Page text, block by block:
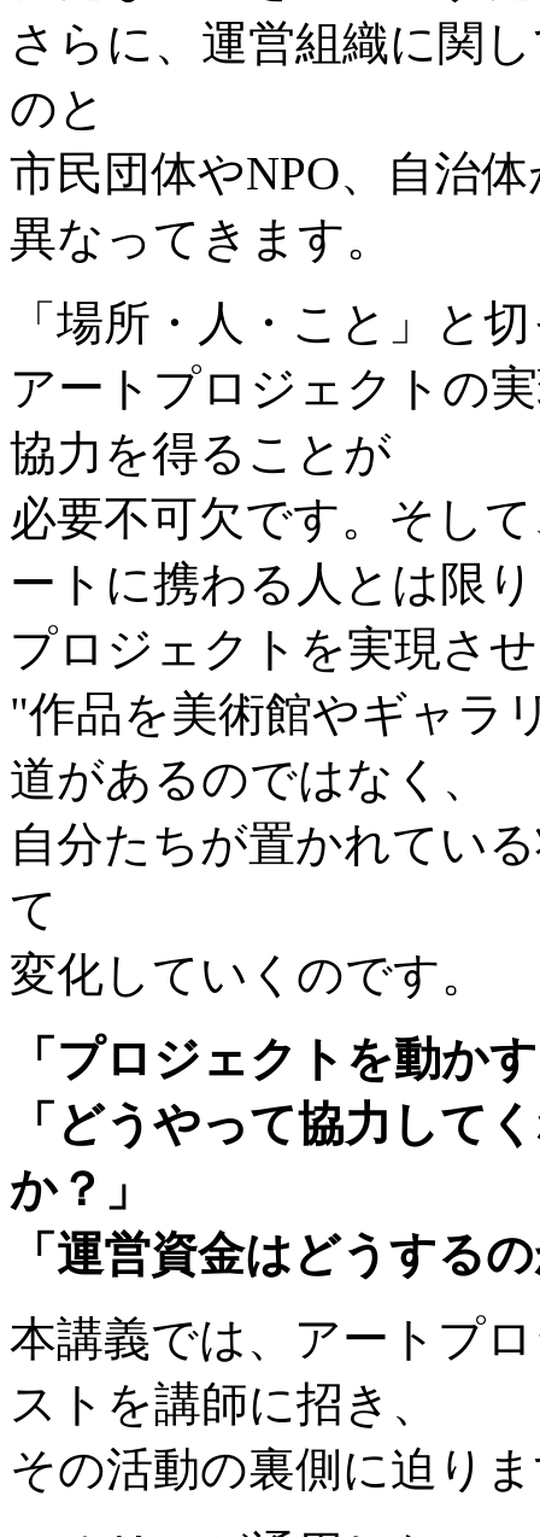
さらに、運営組織に関
のと
市民団体やNPO、自治
異なってきます。
「場所・人・こと」と
アートプロジェクトの
協力を得ることが
必要不可欠です。そし
ートに携わる人とは限
プロジェクトを実現さ
"作品を美術館やギャラ
道があるのではなく、
自分たちが置かれてい
て
変化していくのです。
「プロジェクトを動か
「どうやって協力して
か？」
「運営資金はどうする
本講義では、アートプ
ストを講師に招き、
その活動の裏側に迫り